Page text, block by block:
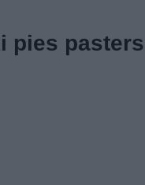
pies